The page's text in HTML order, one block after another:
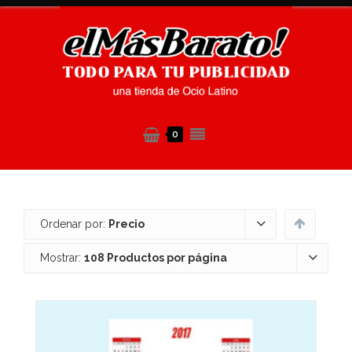
0
Ordenar por: Precio
Mostrar: 108 Productos por página